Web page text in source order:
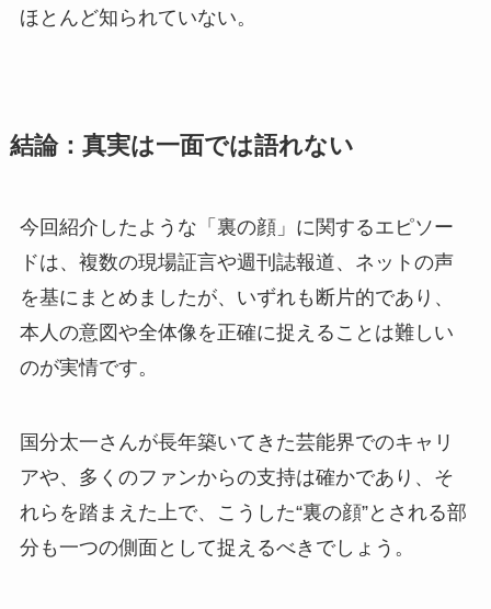
ほとんど知られていない。
結論：真実は一面では語れない
今回紹介したような「裏の顔」に関するエピソー
ドは、複数の現場証言や週刊誌報道、ネットの声
を基にまとめましたが、いずれも断片的であり、
本人の意図や全体像を正確に捉えることは難しい
のが実情です。
国分太一さんが長年築いてきた芸能界でのキャリ
アや、多くのファンからの支持は確かであり、そ
れらを踏まえた上で、こうした“裏の顔”とされる部
分も一つの側面として捉えるべきでしょう。